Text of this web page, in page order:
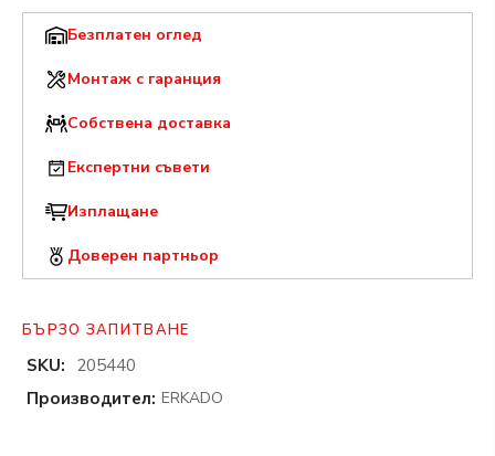
Безплатен оглед
Монтаж с гаранция
Собствена доставка
Експертни съвети
Изплащане
Доверен партньор
БЪРЗО ЗАПИТВАНЕ
SKU: 205440
Производител: ERKADO